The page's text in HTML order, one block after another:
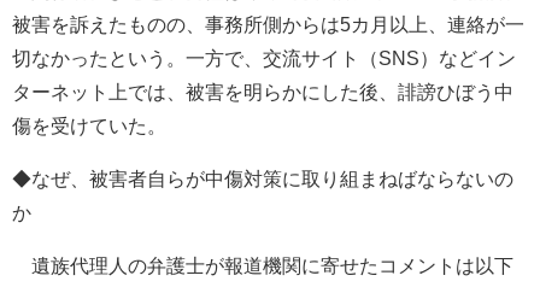
被害を訴えたものの、事務所側からは5カ月以上、連絡が一
切なかったという。一方で、交流サイト（SNS）などイン
ターネット上では、被害を明らかにした後、誹謗ひぼう中
傷を受けていた。
◆なぜ、被害者自らが中傷対策に取り組まねばならないの
か
遺族代理人の弁護士が報道機関に寄せたコメントは以下